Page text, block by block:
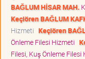
BAĞLUM HİSAR MAH.
Keçiören BAĞLUM
Hizmeti Keçiören
Önleme Filesi Hizmeti
Filesi, Kuş Önleme Filesi